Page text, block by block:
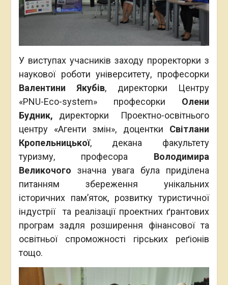
У виступах учасників заходу проректорки з
наукової роботи університету, професорки
Валентини Якубів, директорки Центру
«PNU-Еco-system» професорки Олени
Будник, директорки Проектно-освітнього
центру «Агенти змін», доцентки Світлани
Кропельницької, декана факультету
туризму, професора Володимира
Великочого значна увага була приділена
питанням збереження унікальних
історичних пам’яток, розвитку туристичної
індустрії та реалізації проектних ґрантових
програм задля розширення фінансової та
освітньої спроможності гірських реґіонів
тощо.